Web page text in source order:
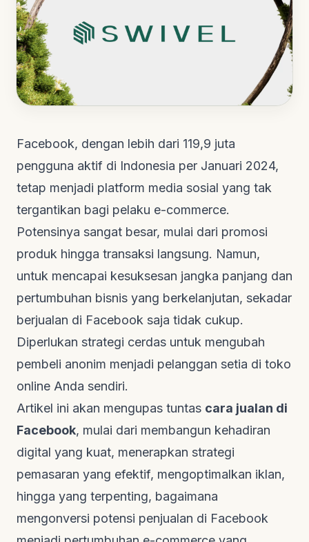
Facebook, dengan lebih dari 119,9 juta
pengguna aktif di Indonesia per Januari 2024,
tetap menjadi platform media sosial yang tak
tergantikan bagi pelaku e-commerce.
Potensinya sangat besar, mulai dari promosi
produk hingga transaksi langsung. Namun,
untuk mencapai kesuksesan jangka panjang dan
pertumbuhan bisnis yang berkelanjutan, sekadar
berjualan di Facebook saja tidak cukup.
Diperlukan strategi cerdas untuk mengubah
pembeli anonim menjadi pelanggan setia di toko
online Anda sendiri.
Artikel ini akan mengupas tuntas cara jualan di
Facebook, mulai dari membangun kehadiran
digital yang kuat, menerapkan strategi
pemasaran yang efektif, mengoptimalkan iklan,
hingga yang terpenting, bagaimana
mengonversi potensi penjualan di Facebook